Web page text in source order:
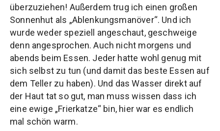
überzuziehen! Außerdem trug ich einen großen
Sonnenhut als „Ablenkungsmanöver“. Und ich
wurde weder speziell angeschaut, geschweige
denn angesprochen. Auch nicht morgens und
abends beim Essen. Jeder hatte wohl genug mit
sich selbst zu tun (und damit das beste Essen auf
dem Teller zu haben). Und das Wasser direkt auf
der Haut tat so gut, man muss wissen dass ich
eine ewige „Frierkatze“ bin, hier war es endlich
mal schön warm.